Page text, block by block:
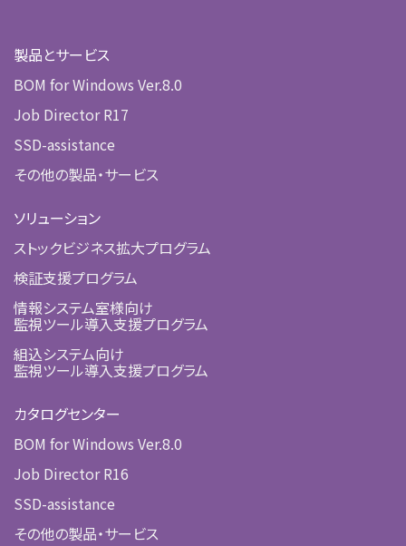
製品とサービス
BOM for Windows Ver.8.0
Job Director R17
SSD-assistance
その他の製品・サービス
ソリューション
ストックビジネス拡大プログラム
検証支援プログラム
情報システム室様向け
監視ツール導入支援プログラム
組込システム向け
監視ツール導入支援プログラム
カタログセンター
BOM for Windows Ver.8.0
Job Director R16
SSD-assistance
その他の製品・サービス